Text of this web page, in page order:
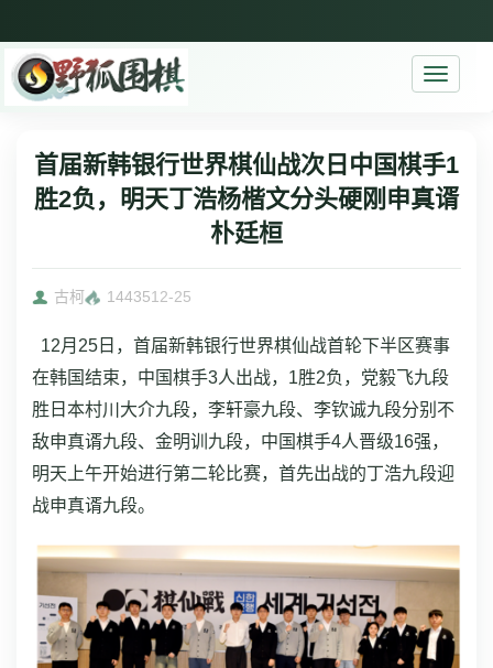
Toggle
首届新韩银行世界棋仙战次日中国棋手1
胜2负，明天丁浩杨楷文分头硬刚申真谞
朴廷桓
古柯 1443512-25
12月25日，首届新韩银行世界棋仙战首轮下半区赛事
在韩国结束，中国棋手3人出战，1胜2负，党毅飞九段
胜日本村川大介九段，李轩豪九段、李钦诚九段分别不
敌申真谞九段、金明训九段，中国棋手4人晋级16强，
明天上午开始进行第二轮比赛，首先出战的丁浩九段迎
战申真谞九段。